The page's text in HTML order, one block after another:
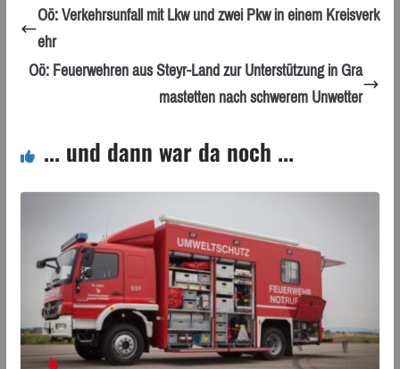
Oö: Verkehrsunfall mit Lkw und zwei Pkw in einem Kreisverk
ehr
Oö: Feuerwehren aus Steyr-Land zur Unterstützung in Gra
mastetten nach schwerem Unwetter
... und dann war da noch ...